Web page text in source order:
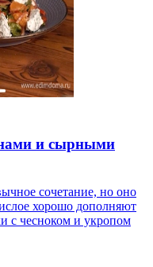
и сырными
сочетание, но оно
хорошо дополняют
с чесноком и укропом